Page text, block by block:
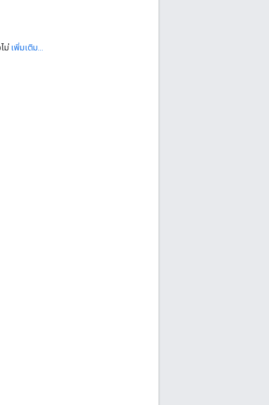
ม่ เพิ่มเติม...